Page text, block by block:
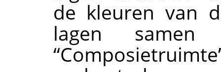
de kleuren van
lagen
“Composietruimte